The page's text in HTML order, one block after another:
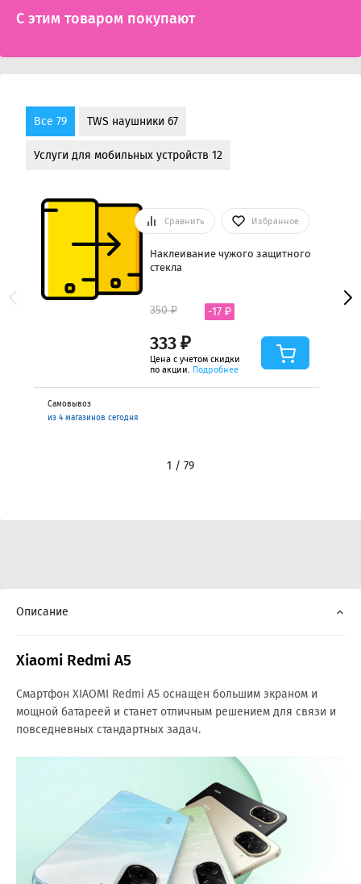
С этим товаром покупают
Все 79 TWS наушники 67
Услуги для мобильных устройств 12
Сравнить Избранное
Наклеивание чужого защитного
стекла
333 ₽
350 ₽ -17 ₽
Цена с учетом скидки
по акции. Подробнее
Самовывоз
из 4 магазинов сегодня
1 / 79
Описание
Xiaomi Redmi A5
Смартфон XIAOMI Redmi A5 оснащен большим экраном и
мощной батареей и станет отличным решением для связи и
повседневных стандартных задач.